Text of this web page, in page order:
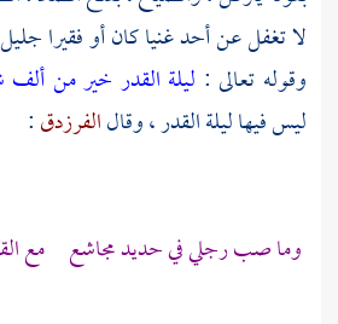
لا تغفل عن أحد غنيا كان أو فقيرا
وقوله تعالى : ليلة القدر خير من
ليس فيها ليلة القدر ، وقالالفرزدق:
وما صب رجلي في حديدمجاشع مع